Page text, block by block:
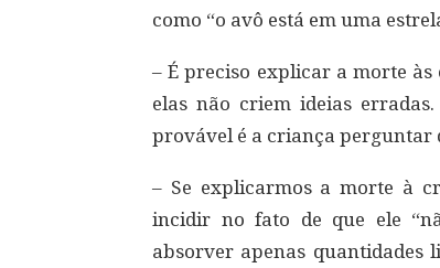
como “o avô está em uma
– É preciso explicar a morte
elas não criem ideias
provável é a criança perguntar
– Se explicarmos a morte à
incidir no fato de que ele
absorver apenas quantidades